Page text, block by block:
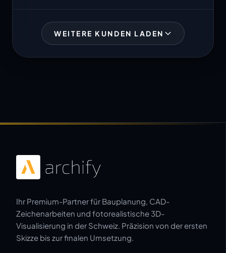
WEITERE KUNDEN LADEN
Ihr Premium-Partner für Bauplanung, CAD-
Zeichenarbeiten und fotorealistische 3D-
Visualisierung in der Schweiz. Präzision von der ersten
Skizze bis zur finalen Umsetzung.